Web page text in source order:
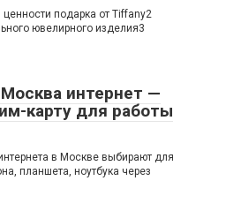
подарка от Tiffany2
ювелирного изделия3
интернет —
карту для работы
в Москве выбирают для
планшета, ноутбука через